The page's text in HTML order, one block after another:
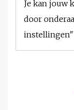
Je kan jouw
door